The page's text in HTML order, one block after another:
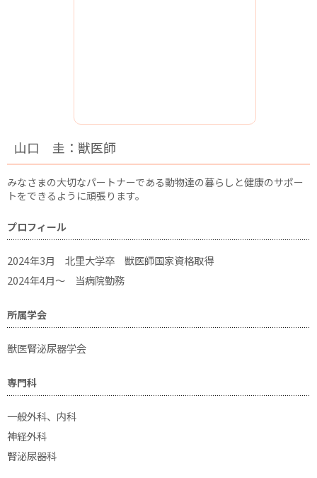
山口 圭：獣医師
みなさまの大切なパートナーである動物達の暮らしと健康のサポー
トをできるように頑張ります。
プロフィール
2024年3月 北里大学卒 獣医師国家資格取得
2024年4月～ 当病院勤務
所属学会
獣医腎泌尿器学会
専門科
一般外科、内科
神経外科
腎泌尿器科